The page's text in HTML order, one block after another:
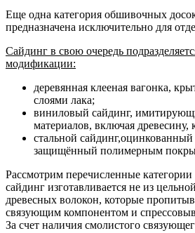
Еще одна категория обшивочных
предназначена исключительно для
Сайдинг в свою очередь
модификации:
деревянная клееная вагонка,
слоями лака;
виниловый сайдинг,
материалов, включая древесину,
стальной
защищённый полимерным
Рассмотрим перечисленные
сайдинг изготавливается не из
древесных волокон, которые
связующим компонентом и
За счет наличия смолистого